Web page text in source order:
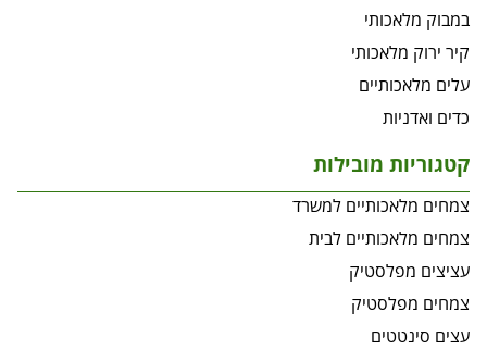
במבוק מלאכותי
קיר ירוק מלאכותי
עלים מלאכותיים
כדים ואדניות
קטגוריות מובילות
צמחים מלאכותיים למשרד
צמחים מלאכותיים לבית
עציצים מפלסטיק
צמחים מפלסטיק
עצים סינטטים